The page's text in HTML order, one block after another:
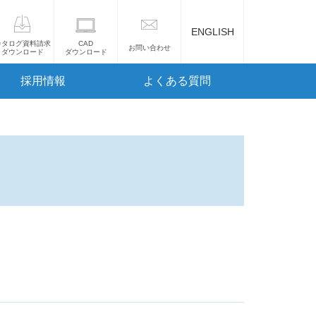
タログ資料請求
ダウンロード
CAD
ダウンロード
お問い合わせ
ENGLISH
採用情報 よくある質問